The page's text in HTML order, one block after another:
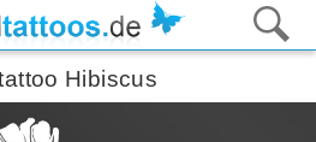
Hibiscus